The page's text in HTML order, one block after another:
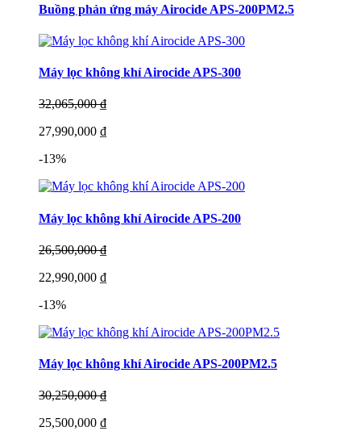
Buồng phản ứng máy Airocide APS-200PM2.5
Máy lọc không khí Airocide APS-300
32,065,000 ₫
27,990,000 ₫
-13%
Máy lọc không khí Airocide APS-200
26,500,000 ₫
22,990,000 ₫
-13%
Máy lọc không khí Airocide APS-200PM2.5
30,250,000 ₫
25,500,000 ₫